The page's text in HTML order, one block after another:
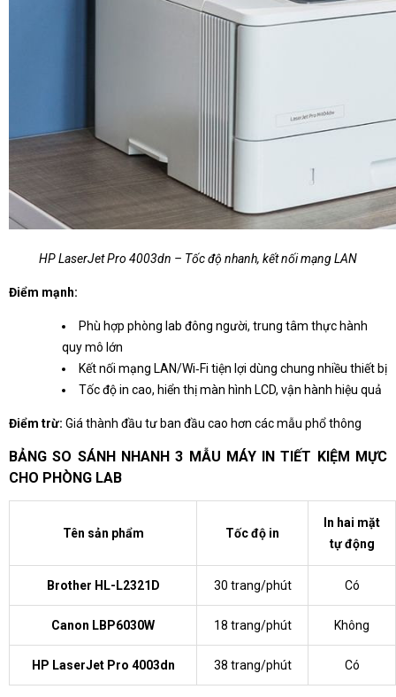
HP LaserJet Pro 4003dn – Tốc độ nhanh, kết nối mạng LAN
Điểm mạnh:
Phù hợp phòng lab đông người, trung tâm thực hành
quy mô lớn
Kết nối mạng LAN/Wi‑Fi tiện lợi dùng chung nhiều thiết bị
Tốc độ in cao, hiển thị màn hình LCD, vận hành hiệu quả
Điểm trừ: Giá thành đầu tư ban đầu cao hơn các mẫu phổ thông
BẢNG SO SÁNH NHANH 3 MẪU MÁY IN TIẾT KIỆM MỰC
CHO PHÒNG LAB
Tên sản phẩm Tốc độ in
In hai mặt
tự động
Brother HL-L2321D 30 trang/phút Có
Canon LBP6030W 18 trang/phút Không
HP LaserJet Pro 4003dn 38 trang/phút Có